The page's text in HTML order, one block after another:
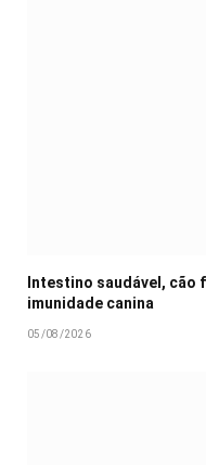
Intestino saudável, cão
imunidade canina
05/08/2026